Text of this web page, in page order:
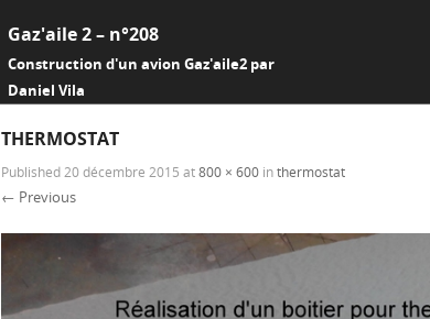
Gaz'aile 2 – n°208
Construction d'un avion Gaz'aile2 par
Daniel Vila
THERMOSTAT
Published 20 décembre 2015 at800 × 600 inthermostat
← Previous